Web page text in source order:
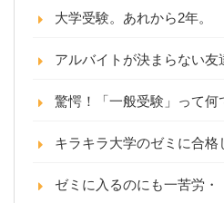
大学受験。あれから2年。
アルバイトが決まらない友
驚愕！「一般受験」って何
キラキラ大学のゼミに合格
ゼミに入るのにも一苦労・